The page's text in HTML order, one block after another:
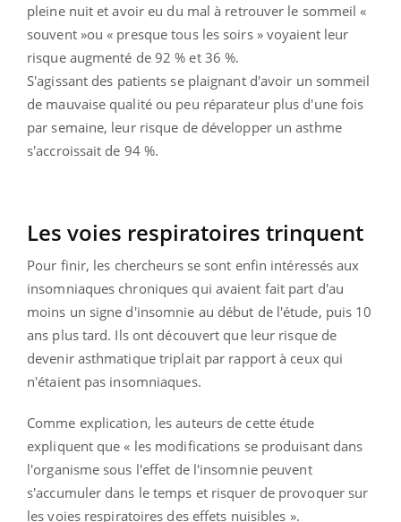
pleine nuit et avoir eu du mal à retrouver le sommeil «
souvent »ou « presque tous les soirs » voyaient leur
risque augmenté de 92 % et 36 %.
S'agissant des patients se plaignant d'avoir un sommeil
de mauvaise qualité ou peu réparateur plus d'une fois
par semaine, leur risque de développer un asthme
s'accroissait de 94 %.
Les voies respiratoires trinquent
Pour finir, les chercheurs se sont enfin intéressés aux
insomniaques chroniques qui avaient fait part d'au
moins un signe d'insomnie au début de l'étude, puis 10
ans plus tard. Ils ont découvert que leur risque de
devenir asthmatique triplait par rapport à ceux qui
n'étaient pas insomniaques.
Comme explication, les auteurs de cette étude
expliquent que « les modifications se produisant dans
l'organisme sous l'effet de l'insomnie peuvent
s'accumuler dans le temps et risquer de provoquer sur
les voies respiratoires des effets nuisibles ».